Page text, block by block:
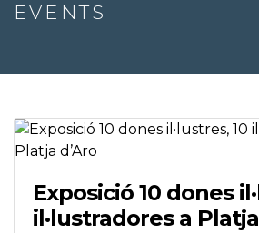
EVENTS
Exposició 10 dones
il·lustradores a